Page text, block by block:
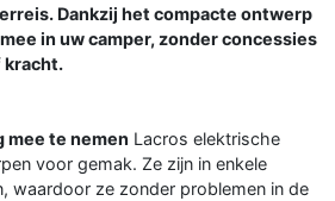
Dankzij het compacte ontwerp
in uw camper, zonder concessies
kracht.
mee te nemen Lacros elektrische
voor gemak. Ze zijn in enkele
waardoor ze zonder problemen in de